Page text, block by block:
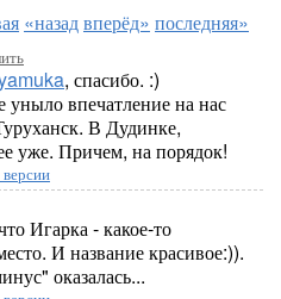
«назадвперёд» последняя»
, спасибо. :)
уныло впечатление на нас
В Дудинке,
уже. Причем, на порядок!
Игарка - какое-то
И название красивое:)).
оказалась...